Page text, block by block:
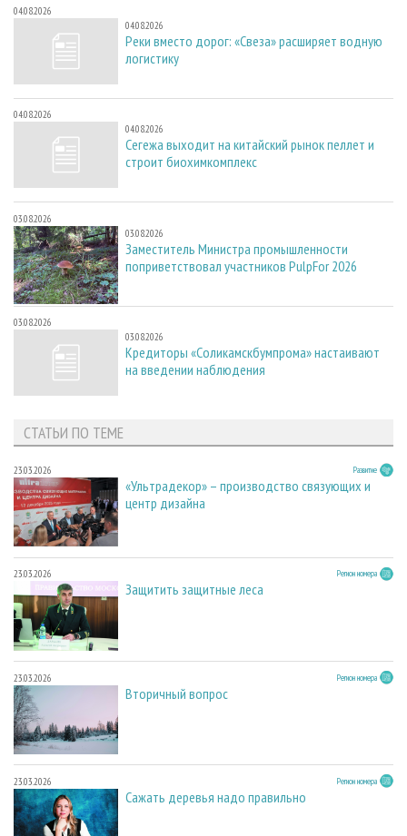
04.08.2026
04.08.2026
Реки вместо дорог: «Свеза» расширяет водную
логистику
04.08.2026
04.08.2026
Сегежа выходит на китайский рынок пеллет и
строит биохимкомплекс
03.08.2026
03.08.2026
Заместитель Министра промышленности
поприветствовал участников PulpFor 2026
03.08.2026
03.08.2026
Кредиторы «Соликамскбумпрома» настаивают
на введении наблюдения
СТАТЬИ ПО ТЕМЕ
23.03.2026 Развитие
«Ультрадекор» – производство связующих и
центр дизайна
23.03.2026 Регион номера
Защитить защитные леса
23.03.2026 Регион номера
Вторичный вопрос
23.03.2026 Регион номера
Сажать деревья надо правильно